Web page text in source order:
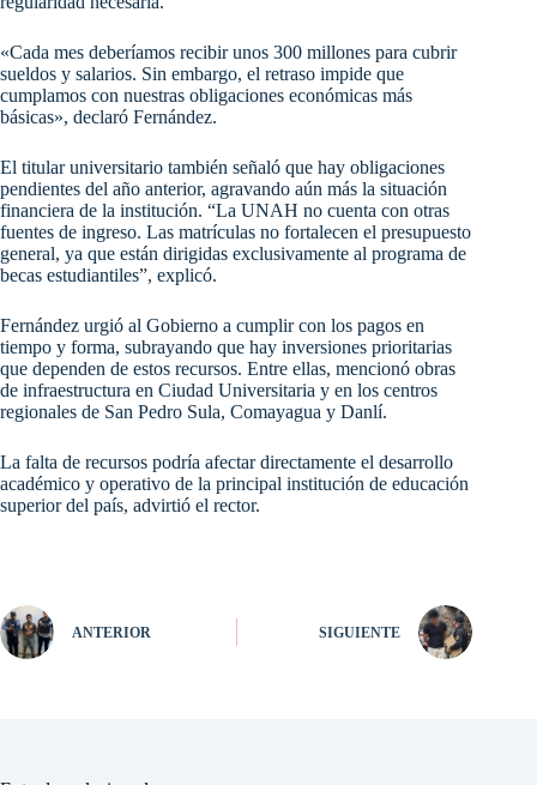
«Cada mes deberíamos recibir unos 300 millones para cubrir
sueldos y salarios. Sin embargo, el retraso impide que
cumplamos con nuestras obligaciones económicas más
básicas», declaró Fernández.
El titular universitario también señaló que hay obligaciones
pendientes del año anterior, agravando aún más la situación
financiera de la institución. “La UNAH no cuenta con otras
fuentes de ingreso. Las matrículas no fortalecen el presupuesto
general, ya que están dirigidas exclusivamente al programa de
becas estudiantiles”, explicó.
Fernández urgió al Gobierno a cumplir con los pagos en
tiempo y forma, subrayando que hay inversiones prioritarias
que dependen de estos recursos. Entre ellas, mencionó obras
de infraestructura en Ciudad Universitaria y en los centros
regionales de San Pedro Sula, Comayagua y Danlí.
La falta de recursos podría afectar directamente el desarrollo
académico y operativo de la principal institución de educación
superior del país, advirtió el rector.
ANTERIOR SIGUIENTE